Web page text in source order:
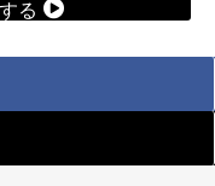
る